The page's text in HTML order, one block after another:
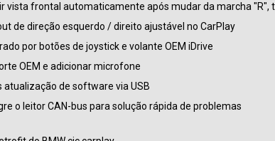
vista frontal automaticamente após mudar da marcha
de direção esquerdo / direito ajustável no CarPlay
por botões de joystick e volante OEM iDrive
OEM e adicionar microfone
atualização de software via USB
o leitor CAN-bus para solução rápida de problemas